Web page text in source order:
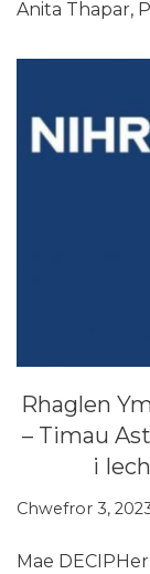
Anita Thapar,
Rhaglen
– Timau
i
Chwefror 3,
Mae